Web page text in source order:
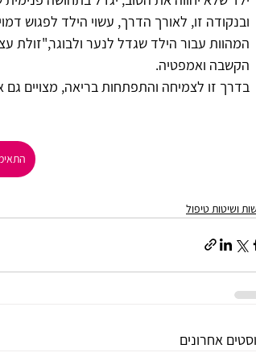
ובנקודה זו, לאורך הדרך, עשוי הילד לפגוש
המהוות עבור הילד שגדל לנער
הקשבה ואמפטיה.
בדרך זו לצמיחה והתפתחות בריאה, מצויים
ושיטות טיפול
אחרונים